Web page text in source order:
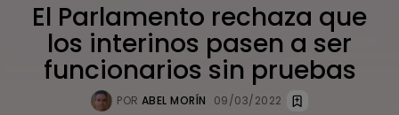
El Parlamento rechaza que
los interinos pasen a ser
funcionarios sin pruebas
POR ABEL MORÍN 09/03/2022